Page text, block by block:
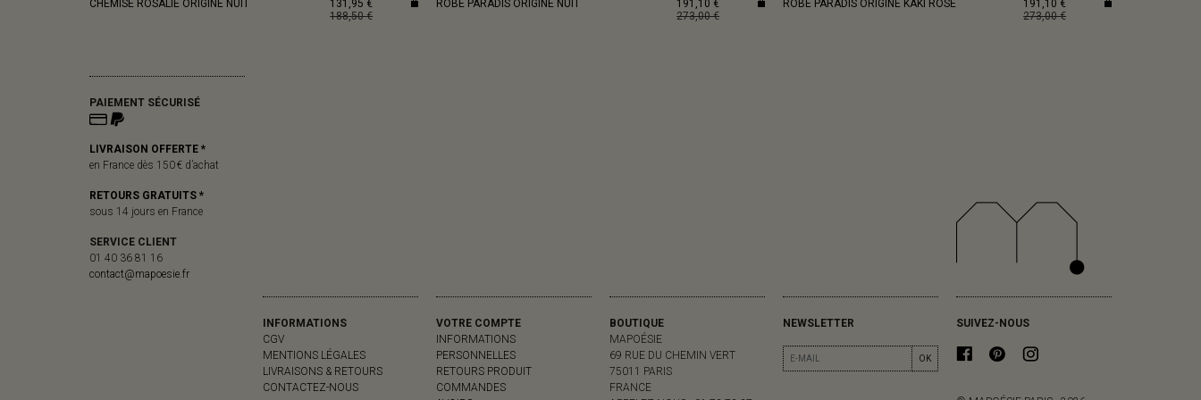
CHEMISE ROSALIE ORIGINE NUIT
131,95 €
188,50 €
ROBE PARADIS ORIGINE NUIT
191,10 €
273,00 €
ROBE PARADIS ORIGINE KAKI ROSE
191,10 €
273,00 €
PAIEMENT SÉCURISÉ
LIVRAISON OFFERTE *
en France dès 150 € d’achat
RETOURS GRATUITS *
sous 14 jours en France
SERVICE CLIENT
01 40 36 81 16
contact@mapoesie.fr
INFORMATIONS
CGV
MENTIONS LÉGALES
LIVRAISONS & RETOURS
CONTACTEZ-NOUS
VOTRE COMPTE
INFORMATIONS
PERSONNELLES
RETOURS PRODUIT
COMMANDES
BOUTIQUE
MAPOÉSIE
69 RUE DU CHEMIN VERT
75011 PARIS
FRANCE
NEWSLETTER
OK
SUIVEZ-NOUS